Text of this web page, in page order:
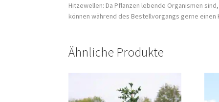
Hitzewellen: Da Pflanzen lebende Organismen
können während des Bestellvorgangs gerne
Ähnliche Produkte